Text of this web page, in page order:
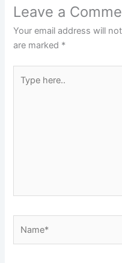
Leave a
Your email address will
are marked *
here..